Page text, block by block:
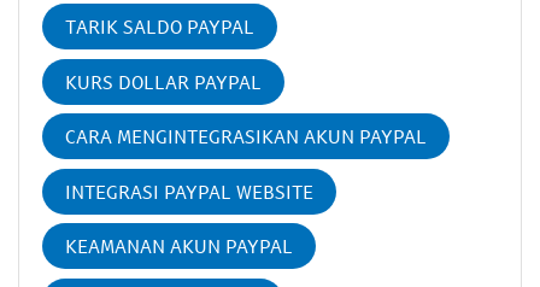
TARIK SALDO PAYPAL
KURS DOLLAR PAYPAL
CARA MENGINTEGRASIKAN AKUN PAYPAL
INTEGRASI PAYPAL WEBSITE
KEAMANAN AKUN PAYPAL